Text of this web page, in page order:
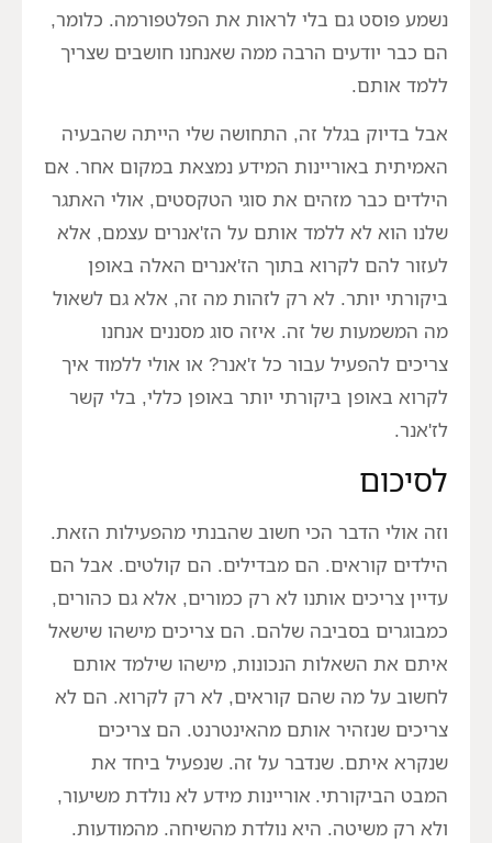
נשמע פוסט גם בלי לראות את הפלטפורמה. כלומר,
הם כבר יודעים הרבה ממה שאנחנו חושבים שצריך
ללמד אותם.
אבל בדיוק בגלל זה, התחושה שלי הייתה שהבעיה
האמיתית באוריינות המידע נמצאת במקום אחר. אם
הילדים כבר מזהים את סוגי הטקסטים, אולי האתגר
שלנו הוא לא ללמד אותם על הז'אנרים עצמם, אלא
לעזור להם לקרוא בתוך הז'אנרים האלה באופן
ביקורתי יותר. לא רק לזהות מה זה, אלא גם לשאול
מה המשמעות של זה. איזה סוג מסננים אנחנו
צריכים להפעיל עבור כל ז'אנר? או אולי ללמוד איך
לקרוא באופן ביקורתי יותר באופן כללי, בלי קשר
לז'אנר.
לסיכום
וזה אולי הדבר הכי חשוב שהבנתי מהפעילות הזאת.
הילדים קוראים. הם מבדילים. הם קולטים. אבל הם
עדיין צריכים אותנו לא רק כמורים, אלא גם כהורים,
כמבוגרים בסביבה שלהם. הם צריכים מישהו שישאל
איתם את השאלות הנכונות, מישהו שילמד אותם
לחשוב על מה שהם קוראים, לא רק לקרוא. הם לא
צריכים שנזהיר אותם מהאינטרנט. הם צריכים
שנקרא איתם. שנדבר על זה. שנפעיל ביחד את
המבט הביקורתי. אוריינות מידע לא נולדת משיעור,
ולא רק משיטה. היא נולדת מהשיחה. מהמודעות.